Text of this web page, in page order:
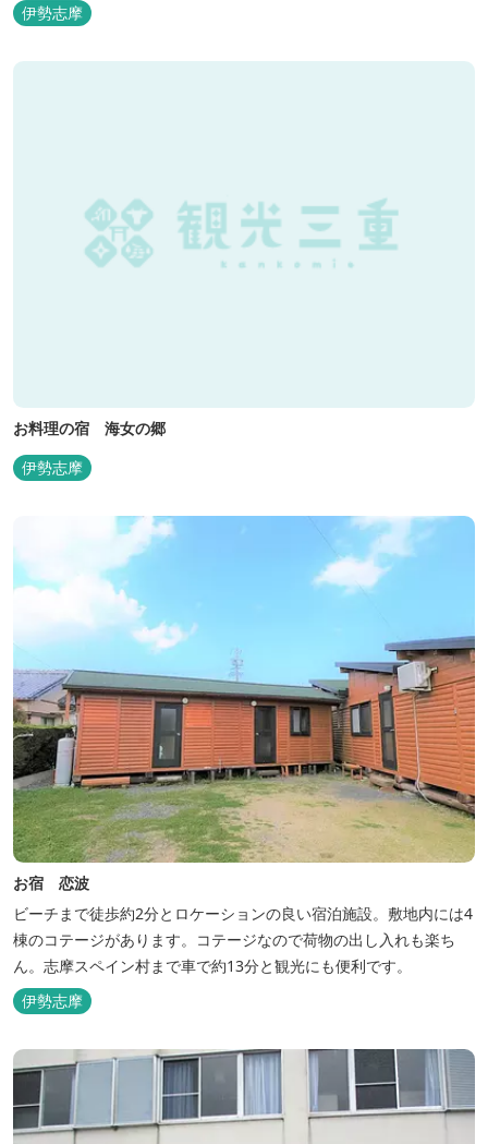
伊勢志摩
お料理の宿 海女の郷
伊勢志摩
お宿 恋波
ビーチまで徒歩約2分とロケーションの良い宿泊施設。敷地内には4
棟のコテージがあります。コテージなので荷物の出し入れも楽ち
ん。志摩スペイン村まで車で約13分と観光にも便利です。
伊勢志摩